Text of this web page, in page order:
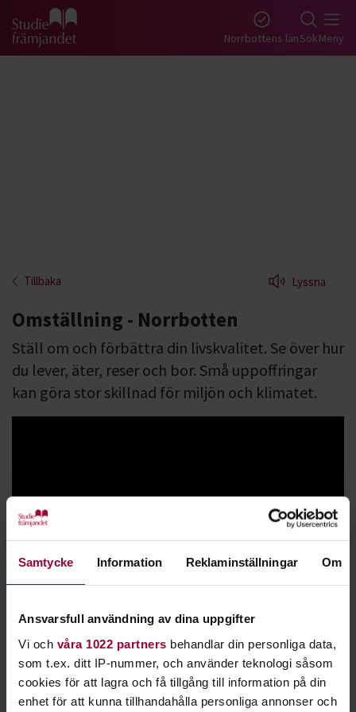
Samtycke Information Reklaminställningar Om
Ansvarsfull användning av dina uppgifter
Vi och våra 1022 partners behandlar din personliga data,
som t.ex. ditt IP-nummer, och använder teknologi såsom
cookies för att lagra och få tillgång till information på din
enhet för att kunna tillhandahålla personliga annonser och
Gå till studiefrämjandets startsida Norrbottens länSökMeny
Tillbaka Lyssna
Omställning - Norrbotten
Ställ om och förbättra din livskvalitet. Se över hur
du lever, äter, reser och bor. Små uppoffringar
kan göra stor skillnad för miljön och klimatet.
Lär dig vadhållbar utveckling
betyder och hur du ställer om
till en sådan. En hållbar livsstil kan innefatta mat, boende,
Hjälp oss att sprida kunskap om klimathotet och andra
miljöfrågor. Tillsammans kan vi styra om inriktningen till
det bättre.